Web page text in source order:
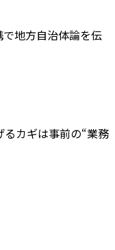
地方自治体論を伝
るカギは事前の“業務